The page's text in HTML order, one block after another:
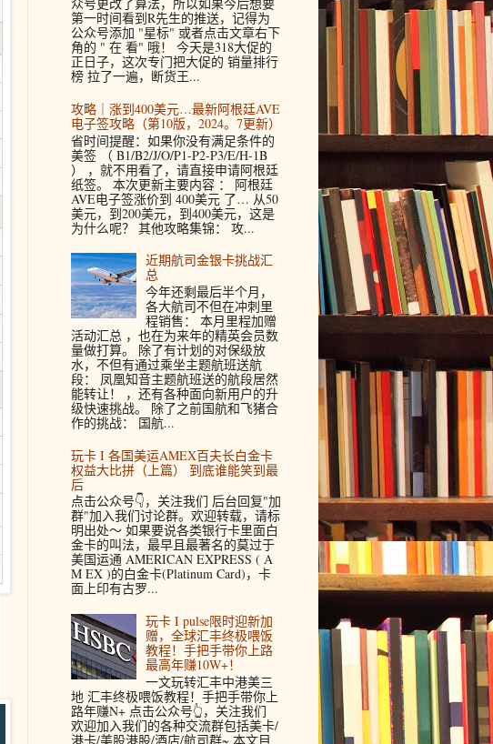
第一时间看到R先生的推送，记得为
公众号添加 "星标" 或者点击文章右下
角的 " 在 看" 哦！ 今天是318大促的
正日子，这次专门把大促的 销量排行
榜 拉了一遍，断货王...
攻略｜涨到400美元…最新阿根廷AVE
电子签攻略（第10版，2024。7更新）
省时间提醒：如果你没有满足条件的
美签 （ B1/B2/J/O/P1-P2-P3/E/H-1B
） ，就不用看了，请直接申请阿根廷
纸签。 本次更新主要内容 ： 阿根廷
AVE电子签涨价到 400美元 了… 从50
美元，到200美元，到400美元，这是
为什么呢？ 其他攻略集锦： 攻...
近期航司金银卡挑战汇
总
今年还剩最后半个月，
各大航司不但在冲刺里
程销售： 本月里程加赠
活动汇总 ，也在为来年的精英会员数
量做打算。 除了有计划的对保级放
水，不但有通过乘坐主题航班送航
段： 凤凰知音主题航班送的航段居然
能转让！ ，还有各种面向新用户的升
级快速挑战。 除了之前国航和飞猪合
作的挑战： 国航...
玩卡 I 各国美运AMEX百夫长白金卡
权益大比拼（上篇） 到底谁能笑到最
后
点击公众号👇，关注我们 后台回复"加
群"加入我们讨论群。欢迎转载，请标
明出处～ 如果要说各类银行卡里面白
金卡的叫法，最早且最著名的莫过于
美国运通 AMERICAN EXPRESS ( A
M EX )的白金卡(Platinum Card)，卡
面上印有古罗...
玩卡 I pulse限时迎新加
赠，全球汇丰终极喂饭
教程！手把手带你上路
最高年赚10W+！
一文玩转汇丰中港美三
地 汇丰终极喂饭教程！手把手带你上
路年赚N+ 点击公众号👆，关注我们
欢迎加入我们的各种交流群包括美卡/
港卡/美股港股/酒店/航司群~ 本文目